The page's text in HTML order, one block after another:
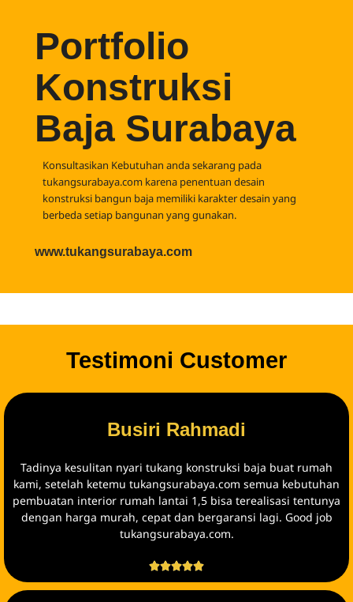
Portfolio
Konstruksi
Baja Surabaya
Konsultasikan Kebutuhan anda sekarang pada
tukangsurabaya.com karena penentuan desain
konstruksi bangun baja memiliki karakter desain yang
berbeda setiap bangunan yang gunakan.
www.tukangsurabaya.com
Testimoni Customer
Busiri Rahmadi
Tadinya kesulitan nyari tukang konstruksi baja buat rumah
kami, setelah ketemu tukangsurabaya.com semua kebutuhan
pembuatan interior rumah lantai 1,5 bisa terealisasi tentunya
dengan harga murah, cepat dan bergaransi lagi. Good job
tukangsurabaya.com.
